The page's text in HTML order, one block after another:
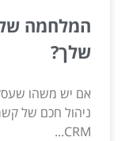
שלך?
אם יש משהו
ניהול חכם של
CRM...